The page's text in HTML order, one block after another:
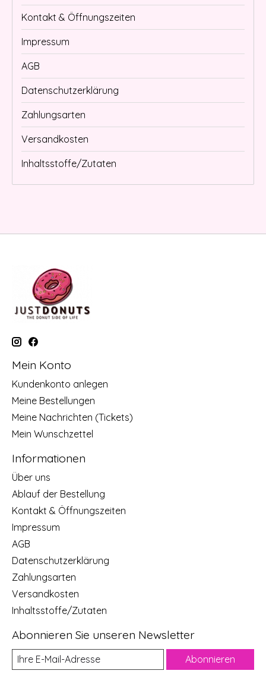
Kontakt & Öffnungszeiten
Impressum
AGB
Datenschutzerklärung
Zahlungsarten
Versandkosten
Inhaltsstoffe/Zutaten
Mein Konto
Kundenkonto anlegen
Meine Bestellungen
Meine Nachrichten (Tickets)
Mein Wunschzettel
Informationen
Über uns
Ablauf der Bestellung
Kontakt & Öffnungszeiten
Impressum
AGB
Datenschutzerklärung
Zahlungsarten
Versandkosten
Inhaltsstoffe/Zutaten
Abonnieren Sie unseren Newsletter
Abonnieren